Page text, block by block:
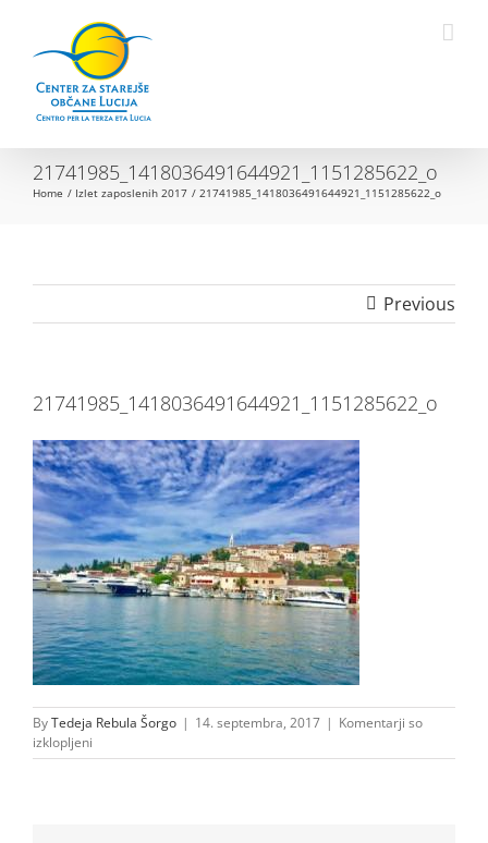
Open toolbar
content
21741985_1418036491644921_1151285622_o
Home Izlet zaposlenih 2017 21741985_1418036491644921_1151285622_o
Previous
21741985_1418036491644921_1151285622_o
ByTedeja Rebula Šorgo | 14. septembra, 2017 | Komentarji so
izklopljeni
21741985_1418036491644921_1151285622_o